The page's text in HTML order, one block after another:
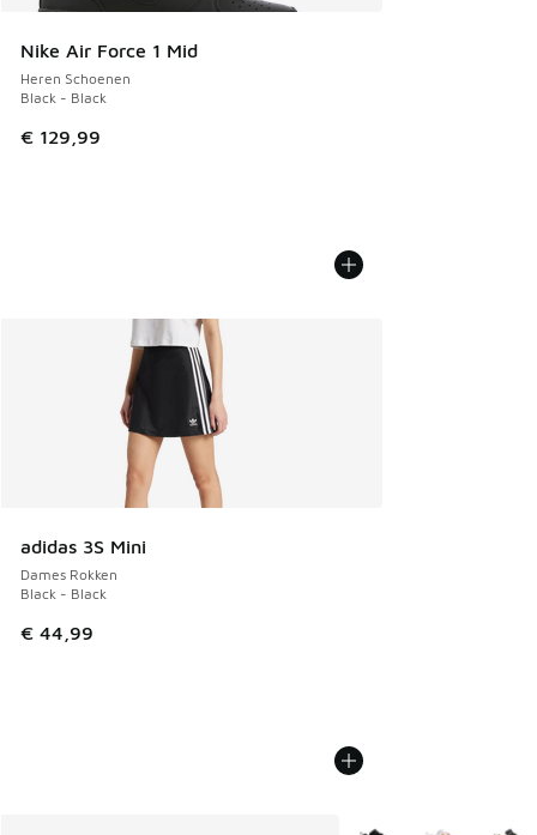
Nike Air Force 1 Mid
Heren Schoenen
Black - Black
€ 129,99
adidas 3S Mini
Dames Rokken
Black - Black
€ 44,99
Meer kleuren